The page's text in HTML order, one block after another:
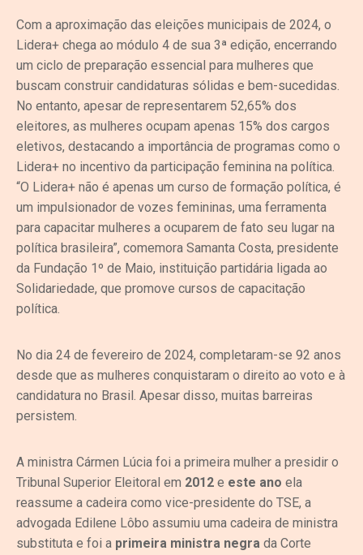
Com a aproximação das eleições municipais de 2024, o
Lidera+ chega ao módulo 4 de sua 3ª edição, encerrando
um ciclo de preparação essencial para mulheres que
buscam construir candidaturas sólidas e bem-sucedidas.
No entanto, apesar de representarem 52,65% dos
eleitores, as mulheres ocupam apenas 15% dos cargos
eletivos, destacando a importância de programas como o
Lidera+ no incentivo da participação feminina na política.
“O Lidera+ não é apenas um curso de formação política, é
um impulsionador de vozes femininas, uma ferramenta
para capacitar mulheres a ocuparem de fato seu lugar na
política brasileira”, comemora Samanta Costa, presidente
da Fundação 1º de Maio, instituição partidária ligada ao
Solidariedade, que promove cursos de capacitação
política.
No dia 24 de fevereiro de 2024, completaram-se 92 anos
desde que as mulheres conquistaram o direito ao voto e à
candidatura no Brasil. Apesar disso, muitas barreiras
persistem.
A ministra Cármen Lúcia foi a primeira mulher a presidir o
Tribunal Superior Eleitoral em 2012 e este ano ela
reassume a cadeira como vice-presidente do TSE, a
advogada Edilene Lôbo assumiu uma cadeira de ministra
substituta e foi a primeira ministra negra da Corte